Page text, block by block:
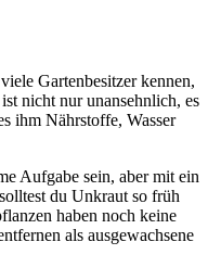
Gartenbesitzer kennen,
nicht nur unansehnlich, es
ihm Nährstoffe, Wasser
Aufgabe sein, aber mit ein
du Unkraut so früh
haben noch keine
als ausgewachsene